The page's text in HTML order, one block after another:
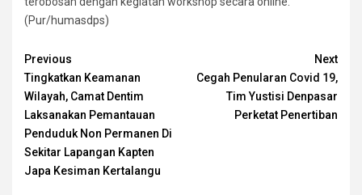
(Pur/humasdps)
Continue
Reading
Previous
Tingkatkan Keamanan
Wilayah, Camat Dentim
Laksanakan Pemantauan
Penduduk Non Permanen Di
Sekitar Lapangan Kapten
Japa Kesiman Kertalangu
Next
Cegah Penularan Covid 19,
Tim Yustisi Denpasar
Perketat Penertiban